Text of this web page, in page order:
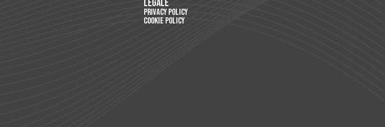
Legale
Privacy Policy
Cookie Policy